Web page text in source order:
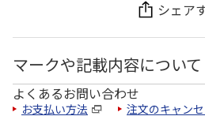
シェア
マークや記載内容について
よくあるお問い合わせ
お支払い方法 注文のキャン